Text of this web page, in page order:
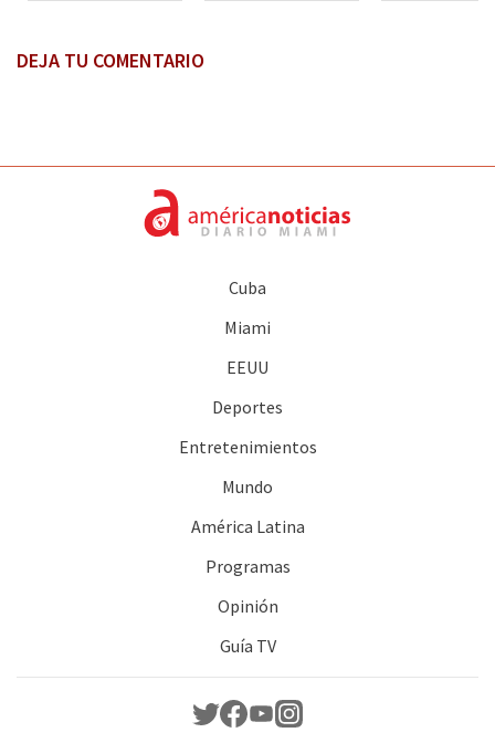
DEJA TU COMENTARIO
Cuba
Miami
EEUU
Deportes
Entretenimientos
Mundo
América Latina
Programas
Opinión
Guía TV